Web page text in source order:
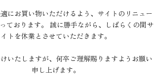
にお買い物いただけるよう、サイトのリニュー
ております。 誠に勝手ながら、しばらくの間サ
イトを休業とさせていただきます。
いたしますが、何卒ご理解賜りますようお願い
申し上げます。